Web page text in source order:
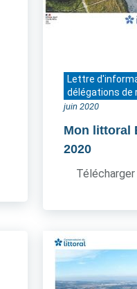
Lettre
délégations de
juin 2020
Mon littoral
2020